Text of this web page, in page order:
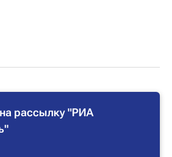
рассылку "РИА